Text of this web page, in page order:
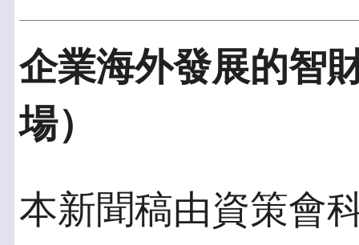
企業海外發展的智
場）
本新聞稿由資策會